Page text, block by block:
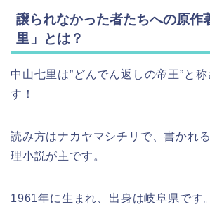
譲られなかった者たちへの原作
里 」とは？
中山七里は”どんでん返しの帝王”と
す！
読み方はナカヤマシチリで、書かれ
理小説が主です。
1961年に生まれ、出身は岐阜県です。